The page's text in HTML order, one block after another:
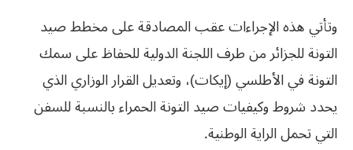
وتأتي هذه الإجراءات عقب المصادقة على مخطط صيد
التونة للجزائر من طرف اللجنة الدولية للحفاظ على سمك
التونة في الأطلسي (إيكات)، وتعديل القرار الوزاري الذي
يحدد شروط وكيفيات صيد التونة الحمراء بالنسبة للسفن
التي تحمل الراية الوطنية.